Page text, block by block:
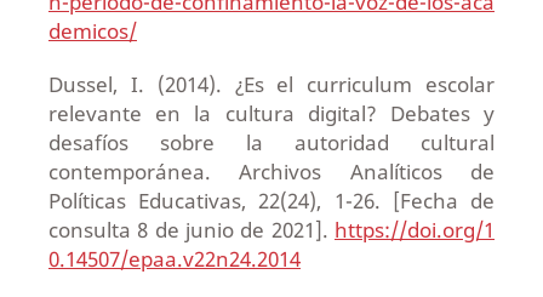
demicos/
Dussel, I. (2014). ¿Es el curriculum escolar
relevante en la cultura digital? Debates y
desafíos sobre la autoridad cultural
contemporánea. Archivos Analíticos de
Políticas Educativas, 22(24), 1-26. [Fecha de
consulta 8 de junio de 2021]. https://doi.org/1
0.14507/epaa.v22n24.2014